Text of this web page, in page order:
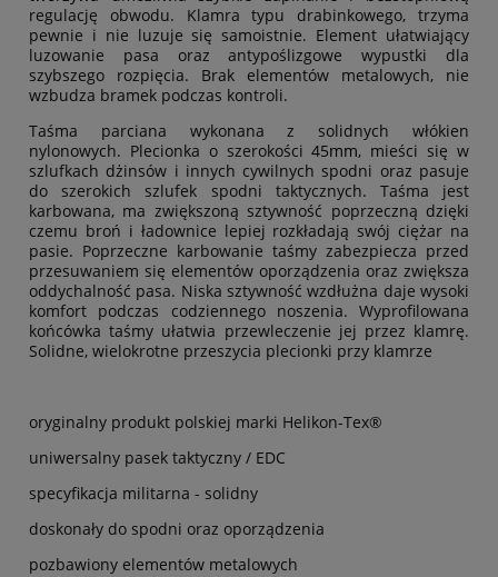
regulację obwodu. Klamra typu drabinkowego, trzyma
pewnie i nie luzuje się samoistnie. Element ułatwiający
luzowanie pasa oraz antypoślizgowe wypustki dla
szybszego rozpięcia. Brak elementów metalowych, nie
wzbudza bramek podczas kontroli.
Taśma parciana wykonana z solidnych włókien
nylonowych. Plecionka o szerokości45mm, mieści się w
szlufkach dżinsów i innych cywilnych spodni oraz pasuje
do szerokich szlufek spodni taktycznych. Taśma jest
karbowana, ma zwiększoną sztywność poprzeczną dzięki
czemu broń i ładownice lepiej rozkładają swój ciężar na
pasie. Poprzeczne karbowanie taśmy zabezpiecza przed
przesuwaniem się elementów oporządzenia oraz zwiększa
oddychalność pasa. Niska sztywność wzdłużna daje wysoki
komfort podczas codziennego noszenia. Wyprofilowana
końcówka taśmy ułatwia przewleczenie jej przez klamrę.
Solidne, wielokrotne przeszycia plecionki przy klamrze
oryginalny produkt polskiej marki Helikon-Tex®
uniwersalny pasek taktyczny / EDC
specyfikacja militarna - solidny
doskonały do spodni oraz oporządzenia
pozbawiony elementów metalowych